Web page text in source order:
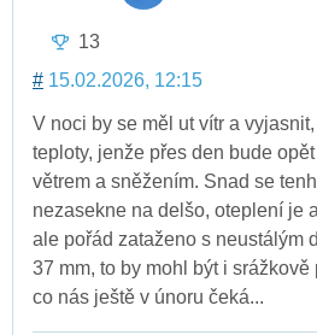
13
# 15.02.2026, 12:15
V noci by se měl ut vítr a
teploty, jenže přes den bude
větrem a sněžením. Snad se
nezasekne na delšo, oteplení je
ale pořád zataženo s neustálým
37 mm, to by mohl být i
co nás ještě v únoru čeká...